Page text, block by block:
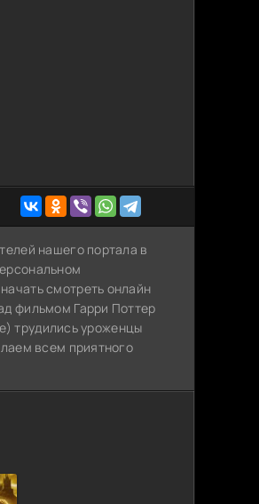
нашего портала в
смотреть онлайн
фильмом Гарри Поттер
трудились уроженцы
всем приятного